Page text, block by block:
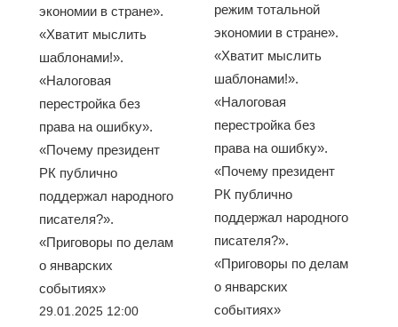
экономии в стране».
«Хватит мыслить
шаблонами!».
«Налоговая
перестройка без
права на ошибку».
«Почему президент
РК публично
поддержал народного
писателя?».
«Приговоры по делам
о январских
событиях»
29.01.2025 12:00
режим тотальной
экономии в стране».
«Хватит мыслить
шаблонами!».
«Налоговая
перестройка без
права на ошибку».
«Почему президент
РК публично
поддержал народного
писателя?».
«Приговоры по делам
о январских
событиях»